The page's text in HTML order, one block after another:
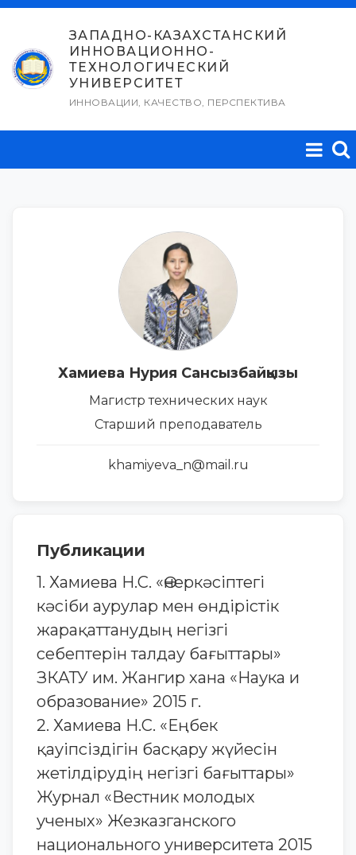
Перейти
содержимому
ЗАПАДНО-КАЗАХСТАНСКИЙ
ИННОВАЦИОННО-
ТЕХНОЛОГИЧЕСКИЙ
УНИВЕРСИТЕТ
ИННОВАЦИИ, КАЧЕСТВО, ПЕРСПЕКТИВА
Хамиева Нурия Сансызбайқызы
Магистр технических наук
Старший преподаватель
khamiyeva_n@mail.ru
Публикации
1. Хамиева Н.С. «Өнеркәсіптегі
кәсіби аурулар мен өндірістік
жарақаттанудың негізгі
себептерін талдау бағыттары»
ЗКАТУ им. Жангир хана «Наука и
образование» 2015 г.
2. Хамиева Н.С. «Еңбек
қауіпсіздігін басқару жүйесін
жетілдірудің негізгі бағыттары»
Журнал «Вестник молодых
ученых» Жезказганского
национального университета 2015